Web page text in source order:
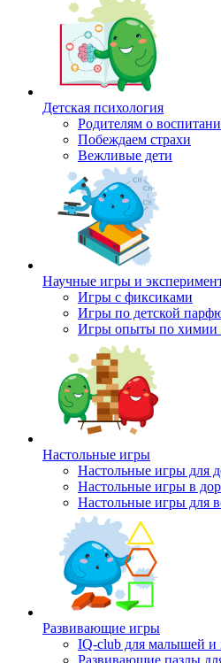
Детская психология
Родителям о
Побеждаем страхи
Вежливые дети
Научные игры и
Игры с фиксиками
Игры по детской
Игры опыты по химии
Настольные игры
Настольные игры для
Настольные игры в
Настольные игры для
Развивающие игры
IQ-club для малышей и
Развивающие пазлы